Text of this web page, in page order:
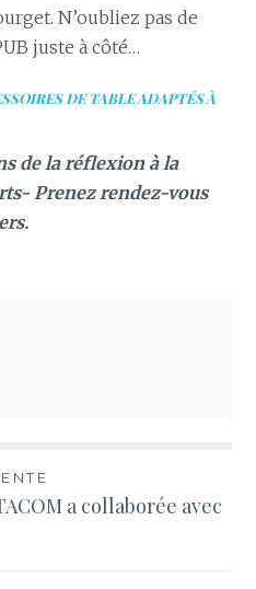
N’oubliez pas de
juste à côté…
DE TABLE ADAPTÉS À
de la réflexion à la
Prenez rendez-vous
a collaborée avec